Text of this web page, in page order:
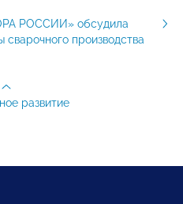
РОССИИ» обсудила
сварочного производства
развитие